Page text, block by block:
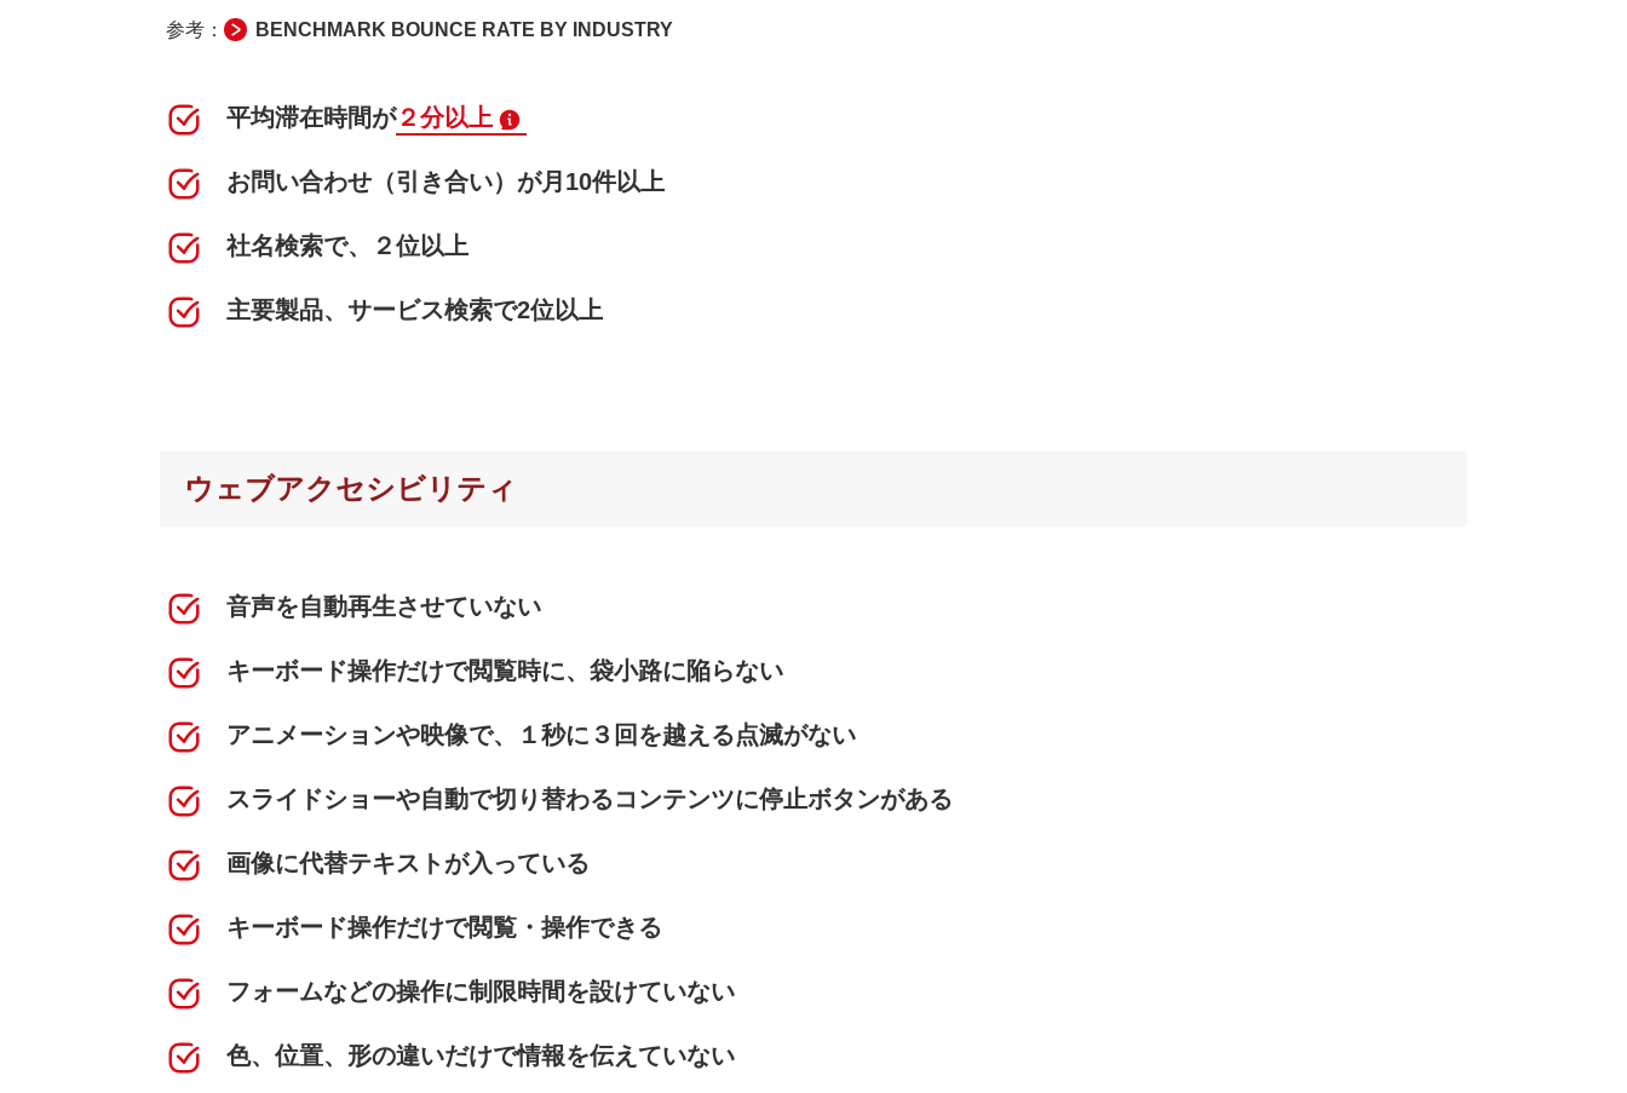
参考： BENCHMARK BOUNCE RATE BY INDUSTRY
平均滞在時間が２分以上
お問い合わせ（引き合い）が月10件以上
社名検索で、２位以上
主要製品、サービス検索で2位以上
ウェブアクセシビリティ
音声を自動再生させていない
キーボード操作だけで閲覧時に、袋小路に陥らない
アニメーションや映像で、１秒に３回を越える点滅がない
スライドショーや自動で切り替わるコンテンツに停止ボタンがある
画像に代替テキストが入っている
キーボード操作だけで閲覧・操作できる
フォームなどの操作に制限時間を設けていない
色、位置、形の違いだけで情報を伝えていない